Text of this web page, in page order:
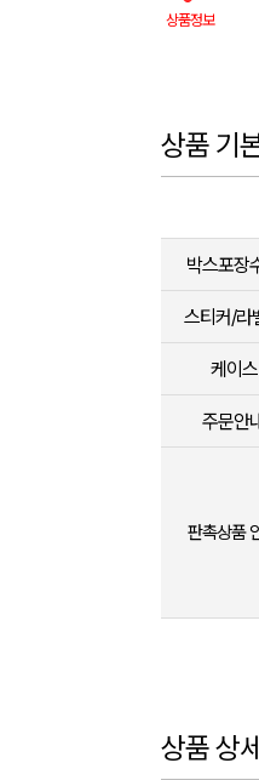
상품정보
상품 기
박스포장
스티커/라
케이스
주문안
판촉상품
상품 상